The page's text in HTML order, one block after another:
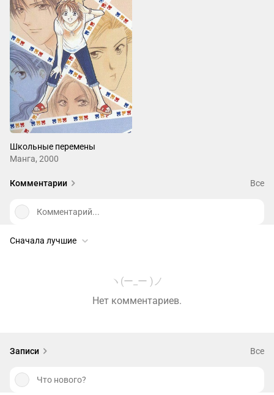
Школьные перемены
Манга, 2000
Комментарии Все
Комментарий...
Сначала лучшие
ヽ(ー_ー )ノ
Нет комментариев.
Записи Все
Что нового?